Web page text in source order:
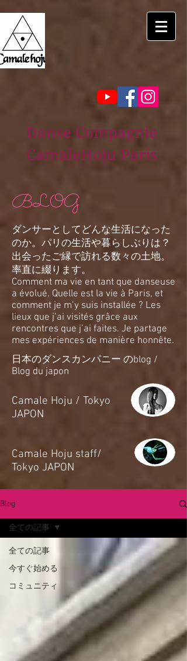
Danse Compagnie
CamaleHoju Paris
BLOG
ダンサーとしてどんな生活になった
のか。パリの生活や暮らしぶりは？
出会ったご縁で訪れる数々の土地。
率直に綴ります。
Comment ma vie en tant que danseuse
a évolué. Quelle est la vie à Paris, et
comment je m’y suis installée ? Les
lieux que j’ai visités grâce aux
rencontres que j’ai faites. Je partage
mes expériences de manière honnête.
日本のダンスカンパニー のblog /
Blog du japon
​Camale Hoju / Tokyo
JAPON
​Camale Hoju staff/
Tokyo JAPON
Blog
全ての記事
今すぐ始める
コミュニティ
全ての記事